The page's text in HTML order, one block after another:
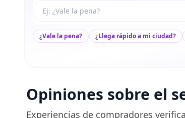
Tu pregunta a Max
¿Vale la pena? ¿Llega rápido a mi ciudad?
Opiniones sobre el
Experiencias de compradores